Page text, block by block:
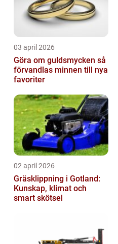
03 april 2026
Göra om guldsmycken så
förvandlas minnen till nya
favoriter
02 april 2026
Gräsklippning i Gotland:
Kunskap, klimat och
smart skötsel